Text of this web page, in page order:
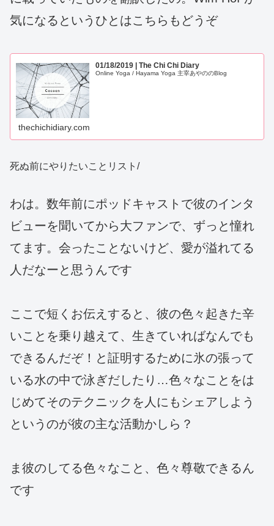
気になるというひとはこちらもどうぞ
01/18/2019 | The Chi Chi Diary
Online Yoga / Hayama Yoga 主宰あやののBlog
thechichidiary.com
死ぬ前にやりたいことリスト/
わは。数年前にポッドキャストで彼のインタ
ビューを聞いてから大ファンで、ずっと憧れ
てます。会ったことないけど、愛が溢れてる
人だなーと思うんです
ここで短くお伝えすると、彼の色々起きた辛
いことを乗り越えて、生きていればなんでも
できるんだぞ！と証明するために氷の張って
いる水の中で泳ぎだしたり…色々なことをは
じめてそのテクニックを人にもシェアしよう
というのが彼の主な活動かしら？
ま彼のしてる色々なこと、色々尊敬できるん
です